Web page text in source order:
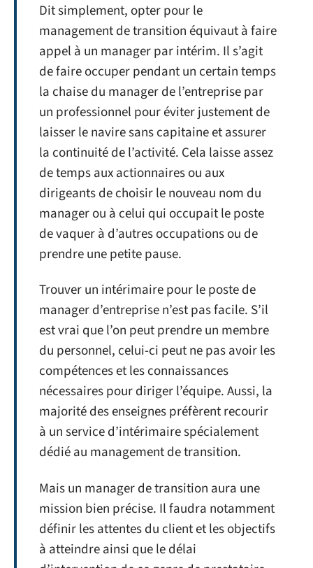
Dit simplement, opter pour le
management de transition équivaut à faire
appel à un manager par intérim. Il s’agit
de faire occuper pendant un certain temps
la chaise du manager de l’entreprise par
un professionnel pour éviter justement de
laisser le navire sans capitaine et assurer
la continuité de l’activité. Cela laisse assez
de temps aux actionnaires ou aux
dirigeants de choisir le nouveau nom du
manager ou à celui qui occupait le poste
de vaquer à d’autres occupations ou de
prendre une petite pause.
Trouver un intérimaire pour le poste de
manager d’entreprise n’est pas facile. S’il
est vrai que l’on peut prendre un membre
du personnel, celui-ci peut ne pas avoir les
compétences et les connaissances
nécessaires pour diriger l’équipe. Aussi, la
majorité des enseignes préfèrent recourir
à un service d’intérimaire spécialement
dédié au management de transition.
Mais un manager de transition aura une
mission bien précise. Il faudra notamment
définir les attentes du client et les objectifs
à atteindre ainsi que le délai